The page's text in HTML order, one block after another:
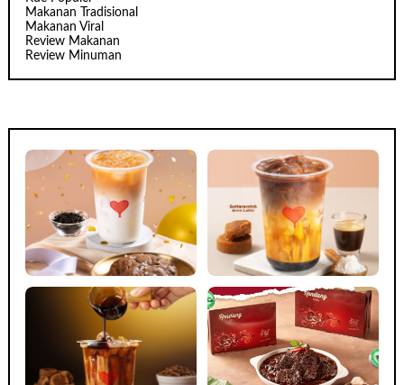
Makanan Tradisional
Makanan Viral
Review Makanan
Review Minuman